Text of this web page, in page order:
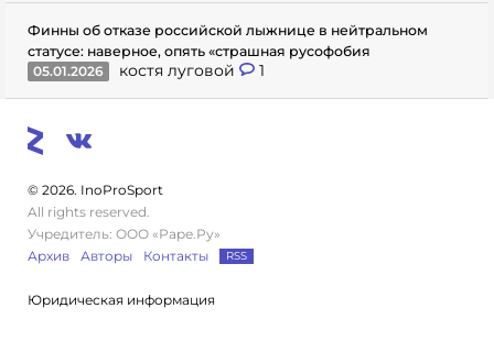
Финны об отказе российской лыжнице в нейтральном
статусе: наверное, опять «страшная русофобия
05.01.2026
костя луговой 1
© 2026. InoProSport
All rights reserved.
Учредитель: ООО «Раре.Ру»
Архив
Авторы Контакты RSS
Юридическая информация